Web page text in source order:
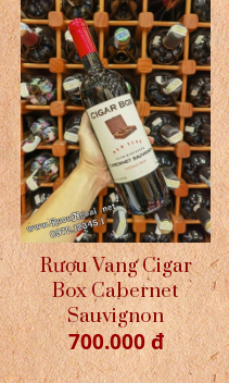
Rượu Vang Cigar
Box Cabernet
Sauvignon
700.000 đ